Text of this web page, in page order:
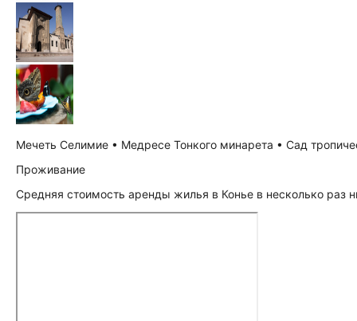
Мечеть Селимие • Медресе Тонкого минарета • Сад
Проживание
Средняя стоимость аренды жилья в Конье в несколько раз